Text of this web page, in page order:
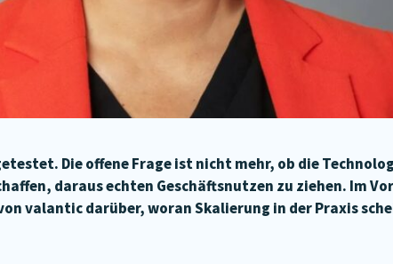
Die offene Frage ist nicht mehr, ob die
daraus echten Geschäftsnutzen zu ziehen. Im
valantic darüber, woran Skalierung in der Praxis